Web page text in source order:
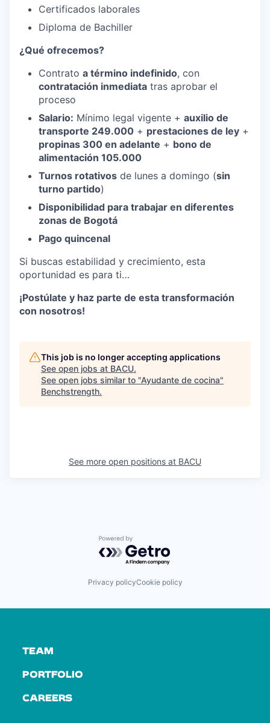
Certificados laborales
Diploma de Bachiller
¿Qué ofrecemos?
Contrato a término indefinido, con
contratación inmediata tras aprobar el
proceso
Salario: Mínimo legal vigente + auxilio de
transporte 249.000 + prestaciones de ley +
propinas 300 en adelante + bono de
alimentación 105.000
Turnos rotativos de lunes a domingo (sin
turno partido)
Disponibilidad para trabajar en diferentes
zonas de Bogotá
Pago quincenal
Si buscas estabilidad y crecimiento, esta
oportunidad es para ti…
¡Postúlate y haz parte de esta transformación
con nosotros!
This job is no longer accepting applications
See open jobs at BACU.
See open jobs similar to "Ayudante de cocina"
Benchstrength.
See more open positions at BACU
Powered by Getro.com
Privacy policyCookie policy
TEAM
PORTFOLIO
CAREERS